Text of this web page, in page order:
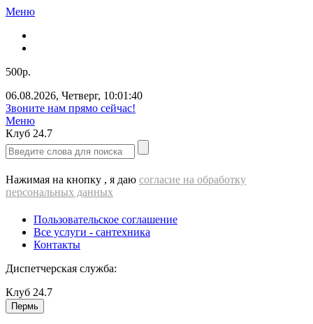
Меню
500р.
06.08.2026, Четверг, 10:01:40
Звоните нам прямо сейчас!
Меню
Клуб 24.7
Нажимая на кнопку , я даю согласие на обработку
персональных данных
Пользовательское соглашение
Все услуги - cантехника
Контакты
Диспетчерская служба:
Клуб 24.7
Пермь